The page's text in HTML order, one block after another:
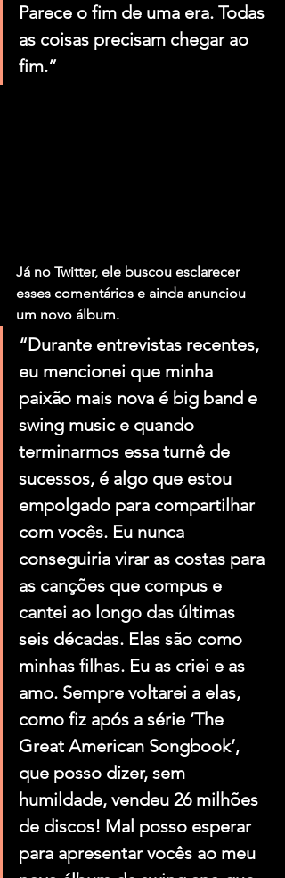
Parece o fim de uma era. Todas
as coisas precisam chegar ao
fim.”
Já no Twitter, ele buscou esclarecer
esses comentários e ainda anunciou
um novo álbum.
“Durante entrevistas recentes,
eu mencionei que minha
paixão mais nova é big band e
swing music e quando
terminarmos essa turnê de
sucessos, é algo que estou
empolgado para compartilhar
com vocês. Eu nunca
conseguiria virar as costas para
as canções que compus e
cantei ao longo das últimas
seis décadas. Elas são como
minhas filhas. Eu as criei e as
amo. Sempre voltarei a elas,
como fiz após a série ‘The
Great American Songbook’,
que posso dizer, sem
humildade, vendeu 26 milhões
de discos! Mal posso esperar
para apresentar vocês ao meu